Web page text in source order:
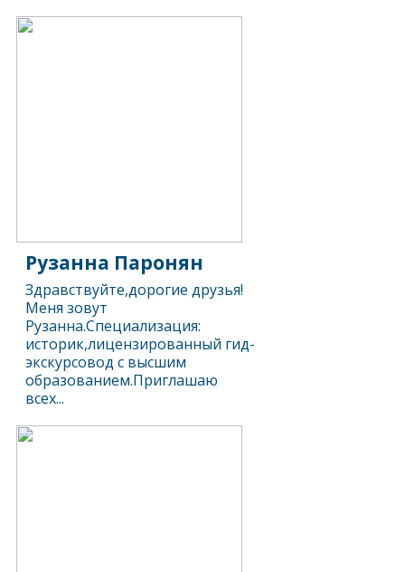
Рузанна Паронян
Здравствуйте,дорогие друзья!
Меня зовут
Рузанна.Специализация:
историк,лицензированный гид-
экскурсовод с высшим
образованием.Приглашаю
всех...